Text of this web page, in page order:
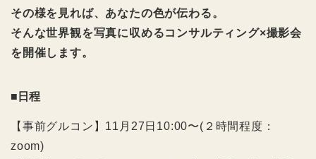
その様を見れば、あなたの色が伝わる。
そんな世界観を写真に収めるコンサルティング×撮影会
を開催します。
■日程
【事前グルコン】11月27日10:00〜(２時間程度：
zoom)